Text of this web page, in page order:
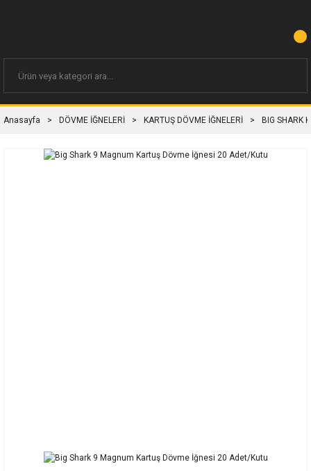
Anasayfa DÖVME İĞNELERİ KARTUŞ DÖVME İĞNELERİ BIG SHARK